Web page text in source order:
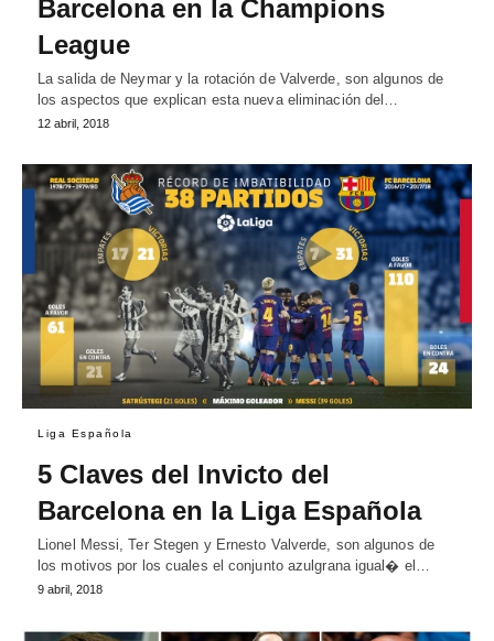
Barcelona en la Champions
League
La salida de Neymar y la rotación de Valverde, son algunos de
los aspectos que explican esta nueva eliminación del…
12 abril, 2018
Liga Española
5 Claves del Invicto del
Barcelona en la Liga Española
Lionel Messi, Ter Stegen y Ernesto Valverde, son algunos de
los motivos por los cuales el conjunto azulgrana igual� el…
9 abril, 2018